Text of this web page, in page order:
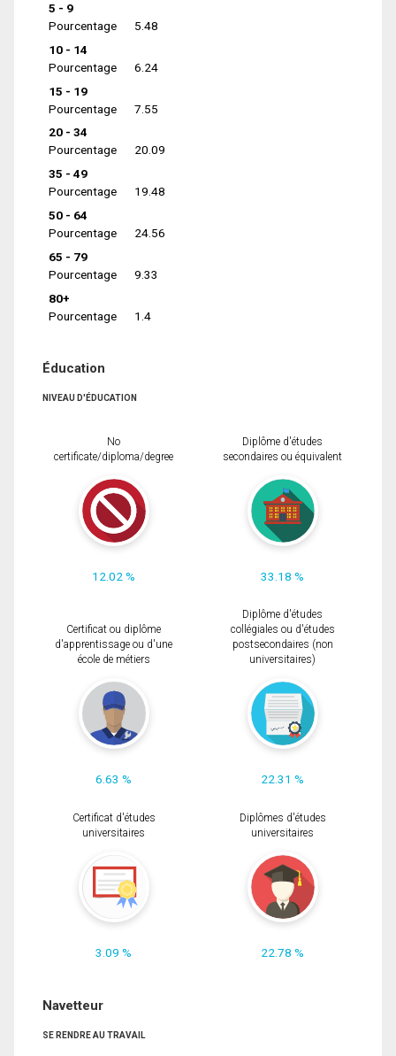
5 - 9
Pourcentage
5.48
10 - 14
Pourcentage
6.24
15 - 19
Pourcentage
7.55
20 - 34
Pourcentage
20.09
35 - 49
Pourcentage
19.48
50 - 64
Pourcentage
24.56
65 - 79
Pourcentage
9.33
80+
Pourcentage
1.4
Éducation
NIVEAU D'ÉDUCATION
No
certificate/diploma/degree
12.02 %
Diplôme d'études
secondaires ou équivalent
33.18 %
Certificat ou diplôme
d'apprentissage ou d'une
école de métiers
6.63 %
Diplôme d'études
collégiales ou d'études
postsecondaires (non
universitaires)
22.31 %
Certificat d'études
universitaires
3.09 %
Diplômes d'études
universitaires
22.78 %
Navetteur
SE RENDRE AU TRAVAIL